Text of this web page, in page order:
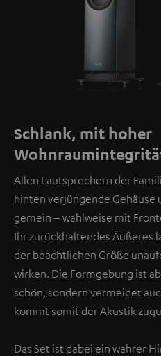
Schlank, mit hoher
Allen Lautsprechern der
hinten verjüngende Gehäuse
gemein – wahlweise mit
Ihr zurückhaltendes Äußeres
der beachtlichen Größe
wirken. Die Formgebung ist
schön, sondern vermeidet
kommt somit der Akustik
Das Set ist dabei ein wahrer